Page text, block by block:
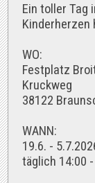
Ein toller Tag
Kinderherzen
WO:
Festplatz
Kruckweg
38122
WANN:
19.6. -
täglich 14:00